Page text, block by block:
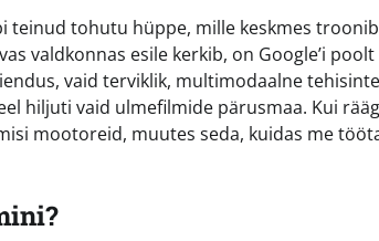
teinud tohutu hüppe, mille keskmes
valdkonnas esile kerkib, on Google’i
vaid terviklik, multimodaalne
hiljuti vaid ulmefilmide pärusmaa. Kui
mootoreid, muutes seda, kuidas me